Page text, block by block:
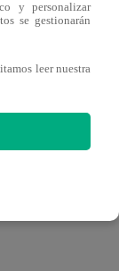
y personalizar
se gestionarán
leer nuestra